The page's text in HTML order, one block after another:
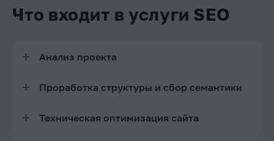
Что входит в услуги SEO
Анализ проекта
Проверка индексации сайта в Яндексе и в Google
Проработка структуры и сбор семантики
Анализ структуры конкурентов
Техническая оптимизация сайта